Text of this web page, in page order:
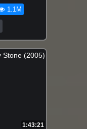
1.1M
1:43:21